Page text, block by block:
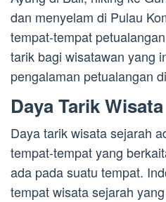
dan menyelam di Pulau
tempat-tempat
tarik bagi wisatawan yang
pengalaman petualangan
Daya Tarik
Daya tarik wisata sejarah
tempat-tempat yang
ada pada suatu tempat.
tempat wisata sejarah